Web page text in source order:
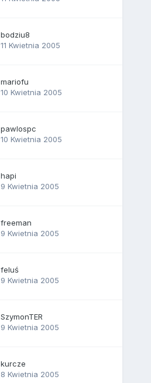
bodziu8
11 Kwietnia 2005
mariofu
10 Kwietnia 2005
pawlospc
10 Kwietnia 2005
hapi
9 Kwietnia 2005
freeman
9 Kwietnia 2005
feluś
9 Kwietnia 2005
SzymonTER
9 Kwietnia 2005
kurcze
8 Kwietnia 2005